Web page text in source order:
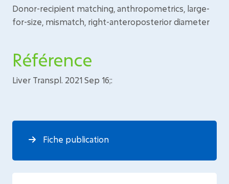
Donor-recipient matching, anthropometrics, large-
for-size, mismatch, right-anteroposterior diameter
Référence
Liver Transpl. 2021 Sep 16;:
Fiche publication